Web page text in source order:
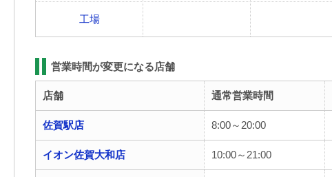
工場
営業時間が変更になる店舗
店舗 通常営業時間
佐賀駅店 8:00～20:00
イオン佐賀大和店 10:00～21:00